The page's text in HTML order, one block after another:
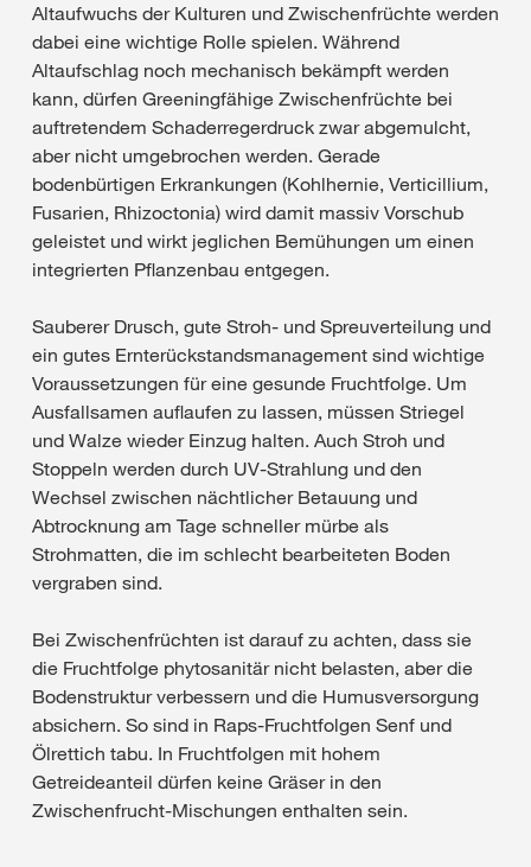
Altaufwuchs der Kulturen und Zwischenfrüchte werden
dabei eine wichtige Rolle spielen. Während
Altaufschlag noch mechanisch bekämpft werden
kann, dürfen Greeningfähige Zwischenfrüchte bei
auftretendem Schaderregerdruck zwar abgemulcht,
aber nicht umgebrochen werden. Gerade
bodenbürtigen Erkrankungen (Kohlhernie, Verticillium,
Fusarien, Rhizoctonia) wird damit massiv Vorschub
geleistet und wirkt jeglichen Bemühungen um einen
integrierten Pflanzenbau entgegen.
Sauberer Drusch, gute Stroh- und Spreuverteilung und
ein gutes Ernterückstandsmanagement sind wichtige
Voraussetzungen für eine gesunde Fruchtfolge. Um
Ausfallsamen auflaufen zu lassen, müssen Striegel
und Walze wieder Einzug halten. Auch Stroh und
Stoppeln werden durch UV-Strahlung und den
Wechsel zwischen nächtlicher Betauung und
Abtrocknung am Tage schneller mürbe als
Strohmatten, die im schlecht bearbeiteten Boden
vergraben sind.
Bei Zwischenfrüchten ist darauf zu achten, dass sie
die Fruchtfolge phytosanitär nicht belasten, aber die
Bodenstruktur verbessern und die Humusversorgung
absichern. So sind in Raps-Fruchtfolgen Senf und
Ölrettich tabu. In Fruchtfolgen mit hohem
Getreideanteil dürfen keine Gräser in den
Zwischenfrucht-Mischungen enthalten sein.